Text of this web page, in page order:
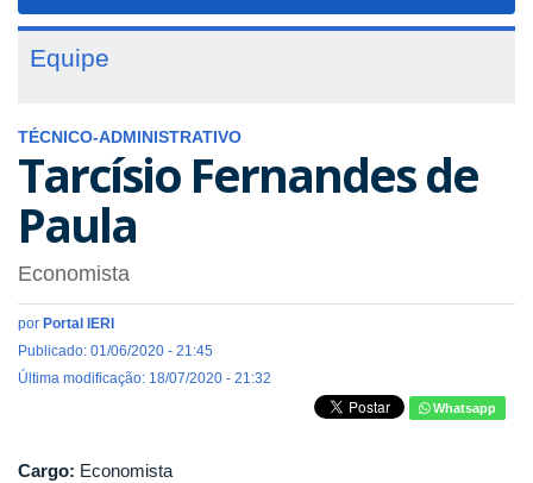
Equipe
TÉCNICO-ADMINISTRATIVO
Tarcísio Fernandes de
Paula
Economista
por Portal IERI
Publicado: 01/06/2020 - 21:45
Última modificação: 18/07/2020 - 21:32
Whatsapp
Cargo: Economista